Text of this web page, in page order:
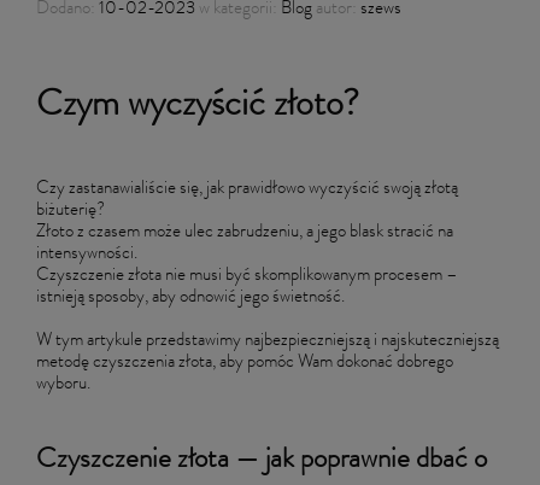
Dodano: 10-02-2023 w kategorii: Blog autor: szews
Czym wyczyścić złoto?
Czy zastanawialiście się, jak prawidłowo wyczyścić swoją złotą
biżuterię?
Złoto z czasem może ulec zabrudzeniu, a jego blask stracić na
intensywności.
Czyszczenie złota nie musi być skomplikowanym procesem –
istnieją sposoby, aby odnowić jego świetność.
W tym artykule przedstawimy najbezpieczniejszą i najskuteczniejszą
metodę czyszczenia złota, aby pomóc Wam dokonać dobrego
wyboru.
Czyszczenie złota — jak poprawnie dbać o